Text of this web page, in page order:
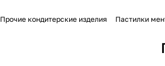
Прочие кондитерские изделия Пастилки